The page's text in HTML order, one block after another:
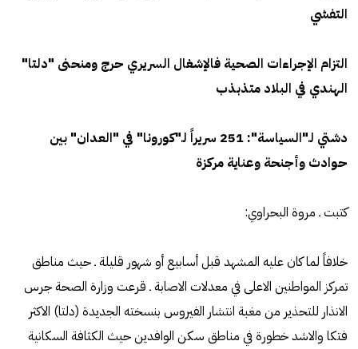
التفشي
التزام الإجراءات الصحية فالإشغال السريري حرج ومنحنى "دلتا"
الهندي في البلاد متذبذب
دشتي لـ"السياسة": 251 سريراً لـ"كورونا" في "العدان" بين
حوادث وأجنحة وعناية مركزة
كتبت ـ مروة البحراوي:
خلافاً لما كان عليه المشهد قبل أسابيع أو شهور قليلة ـ حيث مناطق
تمركز المواطنين الاعلى في معدلات الاصابة ـ قرعت وزارة الصحة جرس
الانذار للتحذير من مغبة انتشار الفيروس بنسخته الجديدة (دلتا) الاكثر
فتكا والاشد خطورة في مناطق سكن الوافدين حيث الكثافة السكانية